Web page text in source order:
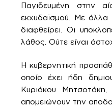
Παγιδευμένη στην
εκχυδαϊσμού. Με άλλα
διαφθείρει. Οι
λάθος. Ούτε είναι
Η κυβερνητική
οποίο έχει ήδη
Κυριάκου Μητσοτάκη,
απομειώνουν την